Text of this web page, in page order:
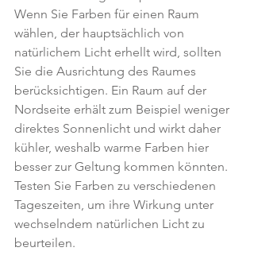
Wenn Sie Farben für einen Raum
wählen, der hauptsächlich von
natürlichem Licht erhellt wird, sollten
Sie die Ausrichtung des Raumes
berücksichtigen. Ein Raum auf der
Nordseite erhält zum Beispiel weniger
direktes Sonnenlicht und wirkt daher
kühler, weshalb warme Farben hier
besser zur Geltung kommen könnten.
Testen Sie Farben zu verschiedenen
Tageszeiten, um ihre Wirkung unter
wechselndem natürlichen Licht zu
beurteilen.